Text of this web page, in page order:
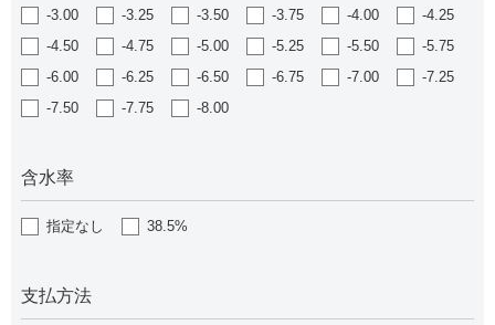
-3.00
-3.25 -3.50 -3.75 -4.00
-4.25
-4.50
-4.75 -5.00 -5.25 -5.50
-5.75
-6.00
-6.25 -6.50 -6.75 -7.00
-7.25
-7.50
-7.75 -8.00
含水率
指定なし 38.5%
支払方法